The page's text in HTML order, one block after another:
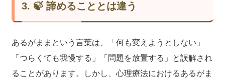
3. 🍃 諦めることとは違う
あるがままという言葉は、「何も変えようとしない」
「つらくても我慢する」「問題を放置する」と誤解され
ることがあります。しかし、心理療法におけるあるがま